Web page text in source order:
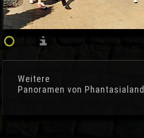
Weitere
Panoramen von Phantasialand